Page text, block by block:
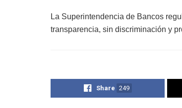
La Superintendencia de Bancos
transparencia, sin discriminación y
Share 249